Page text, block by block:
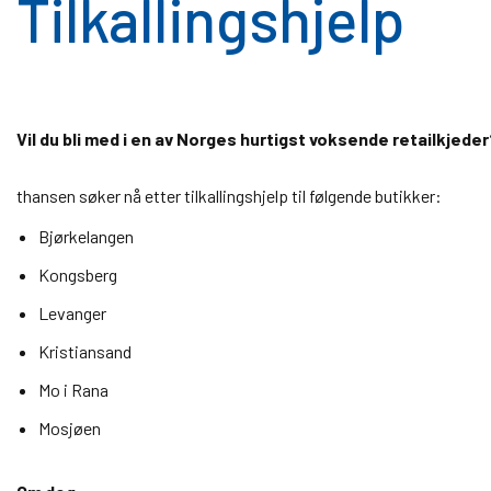
Tilkallingshjelp
Vil du bli med i en av Norges hurtigst voksende
thansen søker nå etter tilkallingshjelp til følgende butikker:
Bjørkelangen
Kongsberg
Levanger
Kristiansand
Mo i Rana
Mosjøen